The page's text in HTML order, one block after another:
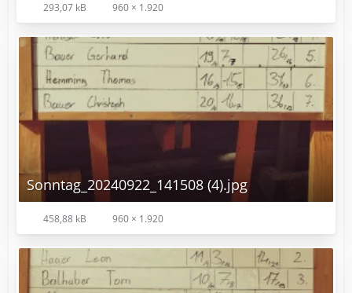
293,07 kB 960 × 1.920
Sonntag_20240922_141508 (4).jpg
458,88 kB 960 × 1.920